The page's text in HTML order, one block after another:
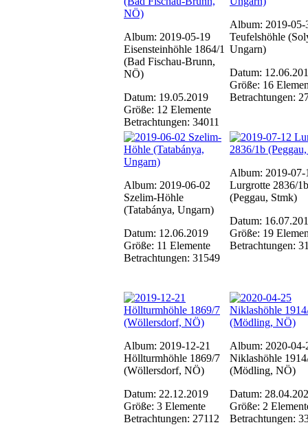
Album: 2019-05-19
Eisensteinhöhle 1864/1
(Bad Fischau-Brunn,
NÖ)
Datum: 19.05.2019
Größe: 12 Elemente
Betrachtungen: 34011
Album: 2019-05-
Teufelshöhle
Ungarn)
Datum:
Größe: 16
Betrachtungen:
Album: 2019-06-02
Szelim-Höhle
(Tatabánya, Ungarn)
Datum: 12.06.2019
Größe: 11 Elemente
Betrachtungen: 31549
Album: 2019-07-
Lurgrotte 2836/1b
(Peggau, Stmk)
Datum:
Größe: 19
Betrachtungen:
Album: 2019-12-21
Höllturmhöhle 1869/7
(Wöllersdorf, NÖ)
Datum: 22.12.2019
Größe: 3 Elemente
Betrachtungen: 27112
Album: 2020-04-
Niklashöhle
(Mödling, NÖ)
Datum:
Größe: 2
Betrachtungen: